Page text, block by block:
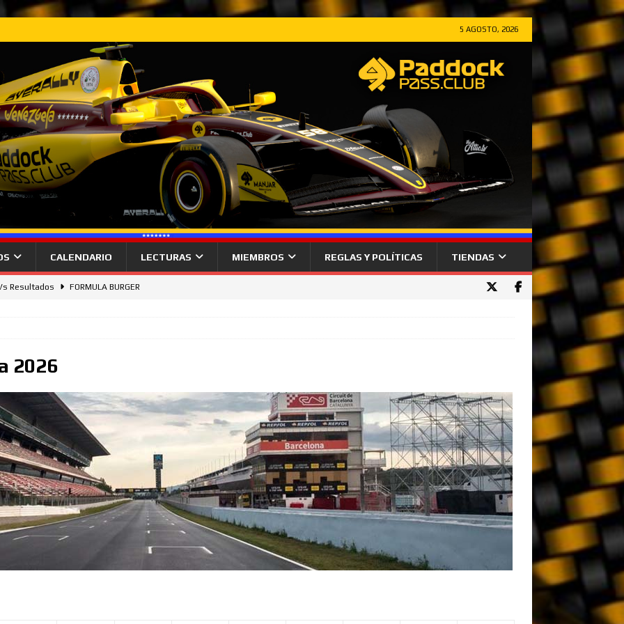
5 AGOSTO, 2026
CALENDARIO LECTURAS MIEMBROS REGLAS Y POLÍTICAS TIENDAS
Resultados FORMULA BURGER
liderazgo en el Campeonato del Mundo ganando en Spa desde
FORMULA BURGER
FORMULA BURGER
la victoria en Silverstone, Russell 2do, Hamilton 3ro. NOTICIAS
FORMULA BURGER
la Pole el Gran Premio de Austria NOTICIAS
(Y y Z) FORMULA BURGER
2026